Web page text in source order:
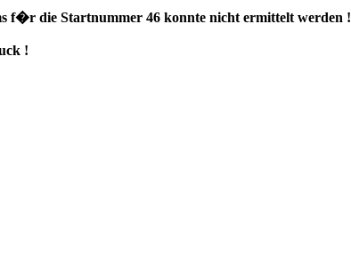
f�r die Startnummer 46 konnte nicht ermittelt werden !
!